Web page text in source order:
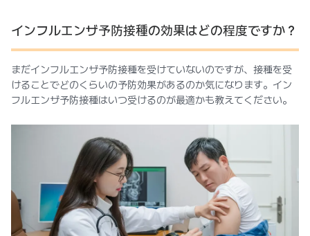
インフルエンザ予防接種の効果はどの程度ですか？
まだインフルエンザ予防接種を受けていないのですが、接種を受
けることでどのくらいの予防効果があるのか気になります。イン
フルエンザ予防接種はいつ受けるのが最適かも教えてください。